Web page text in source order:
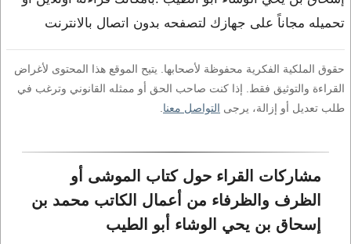
تحميله مجاناً على جهازك لتصفحه بدون اتصال بالانترنت
حقوق الملكية الفكرية محفوظة لأصحابها. يتيح الموقع هذا المحتوى لأغراض
القراءة والتوثيق فقط. إذا كنت صاحب الحق أو ممثله القانوني وترغب في
طلب تعديل أو إزالة، يرجى التواصل معنا
مشاركات القراء حول كتاب الموشى أو
الظرف والظرفاء من أعمال الكاتب محمد بن
إسحاق بن يحي الوشاء أبو الطيب